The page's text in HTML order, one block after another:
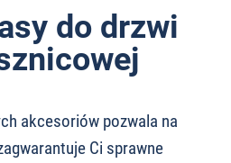
do drzwi
akcesoriów pozwala na
Ci sprawne